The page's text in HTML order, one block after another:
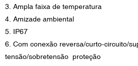
3. Ampla faixa de temperatura
4. Amizade ambiental
5. IP67
6. Com conexão reversa/curto-circuito/
tensão/sobretensão proteção